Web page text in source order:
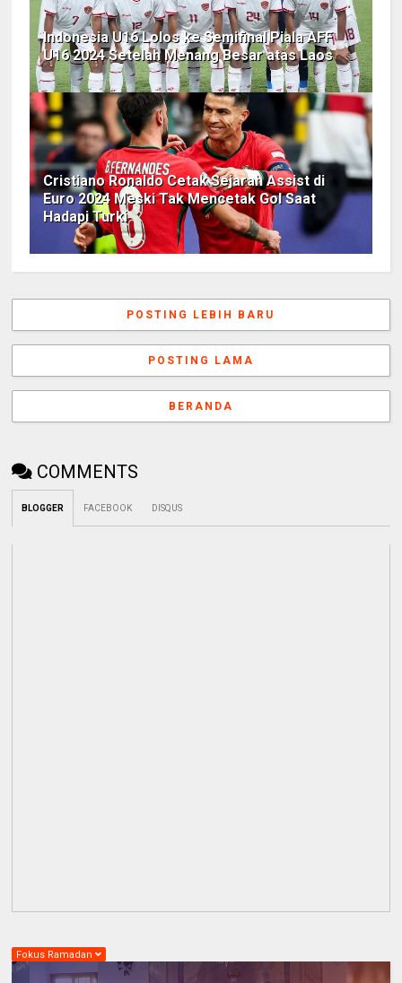
Indonesia U16 Lolos ke Semifinal Piala AFF
U16 2024 Setelah Menang Besar atas Laos
Cristiano Ronaldo Cetak Sejarah Assist di
Euro 2024 Meski Tak Mencetak Gol Saat
Hadapi Turki
POSTING LEBIH BARU
POSTING LAMA
BERANDA
COMMENTS
BLOGGER FACEBOOK DISQUS
Fokus Ramadan